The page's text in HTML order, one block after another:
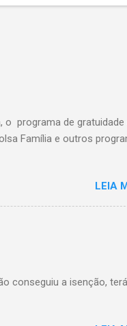
o programa de gratuidade
Família e outros
LEIA
conseguiu a isenção, terá